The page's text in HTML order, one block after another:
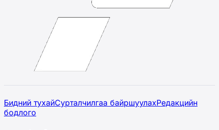
Бидний тухайСурталчилгаа байршуулахРедакцийн
бодлого